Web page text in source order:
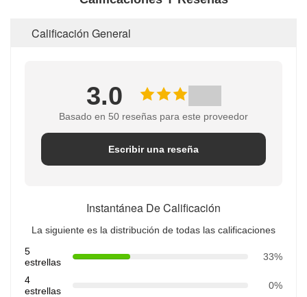
Calificación General
3.0
Basado en 50 reseñas para este proveedor
Escribir una reseña
Instantánea De Calificación
La siguiente es la distribución de todas las calificaciones
5
estrellas
33%
4
estrellas
0%